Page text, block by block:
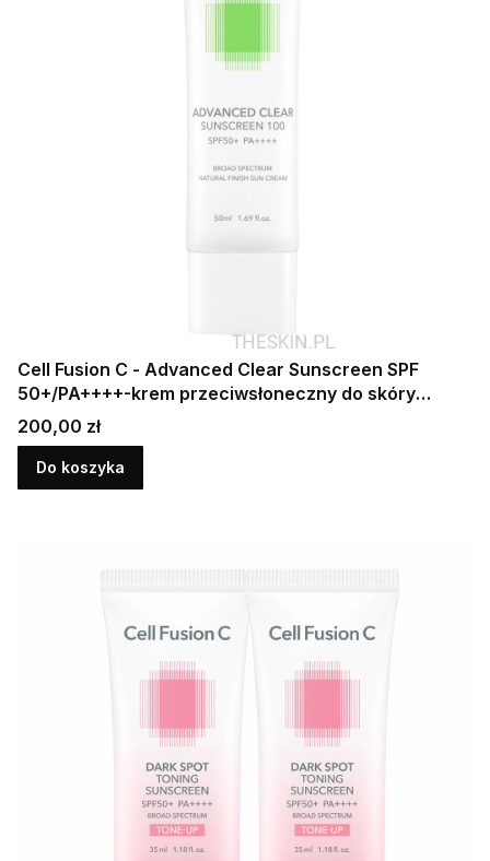
Cell Fusion C - Advanced Clear Sunscreen SPF
50+/PA++++-krem przeciwsłoneczny do skóry
Cena
200,00 zł
Do koszyka